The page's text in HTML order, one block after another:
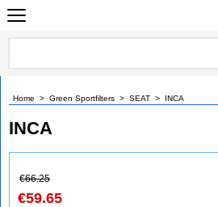
Home > Green Sportfilters > SEAT > INCA
INCA
€66.25
€59.65